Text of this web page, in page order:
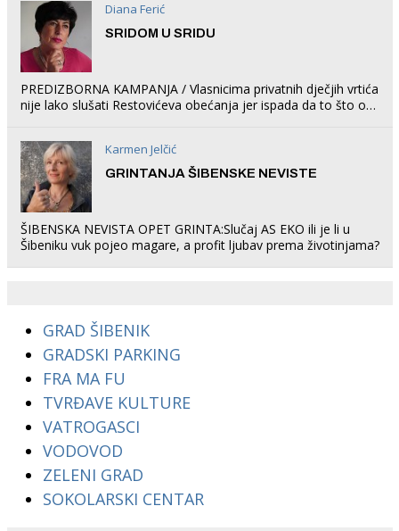
Diana Ferić
SRIDOM U SRIDU
PREDIZBORNA KAMPANJA / Vlasnicima privatnih dječjih vrtića
nije lako slušati Restovićeva obećanja jer ispada da to što oni
Karmen Jelčić
GRINTANJA ŠIBENSKE NEVISTE
ŠIBENSKA NEVISTA OPET GRINTA:Slučaj AS EKO ili je li u
Šibeniku vuk pojeo magare, a profit ljubav prema životinjama?
GRAD ŠIBENIK
GRADSKI PARKING
FRA MA FU
TVRĐAVE KULTURE
VATROGASCI
VODOVOD
ZELENI GRAD
SOKOLARSKI CENTAR